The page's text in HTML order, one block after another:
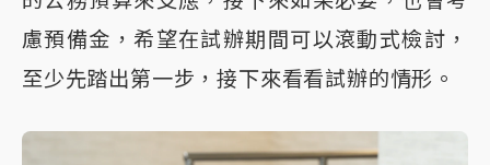
慮預備金，希望在試辦期間可以滾動式檢討，
至少先踏出第一步，接下來看看試辦的情形。